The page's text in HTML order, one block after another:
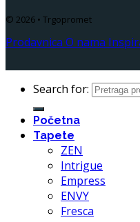
© 2026 • Trgopromet
Prodavnica O nama
Search for:
Početna
Tapete
ZEN
Intrigue
Empress
ENVY
Fresca